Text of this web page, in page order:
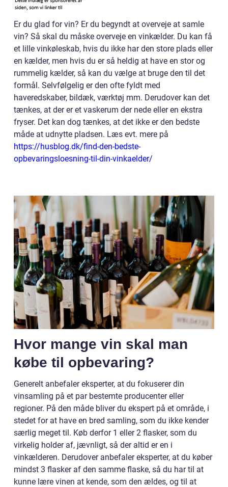
Er du glad for vin? Er du begyndt at overveje at samle
vin? Så skal du måske overveje en vinkælder. Du kan få
et lille vinkøleskab, hvis du ikke har den store plads eller
en kælder, men hvis du er så heldig at have en stor og
rummelig kælder, så kan du vælge at bruge den til det
formål. Selvfølgelig er den ofte fyldt med
haveredskaber, bildæk, værktøj mm. Derudover kan det
tænkes, at der er et vaskerum der nede eller en ekstra
fryser. Det kan dog tænkes, at det ikke er den bedste
måde at udnytte pladsen. Læs evt. mere på
https://husblog.dk/find-den-bedste-
opbevaringsloesning-til-din-vinkaelder/
Hvor mange vin skal man
købe til opbevaring?
Generelt anbefaler eksperter, at du fokuserer din
vinsamling på et par bestemte producenter eller
regioner. På den måde bliver du ekspert på et område, i
stedet for at have en bred samling, som du ikke kender
særlig meget til. Køb derfor 1 eller 2 flasker, som du
virkelig holder af, jævnligt, så der altid er en i
vinkælderen. Derudover anbefaler eksperter, at du køber
mindst 3 flasker af den samme flaske, så du har til at
kunne lære vinen at kende, som den ældes, og til at